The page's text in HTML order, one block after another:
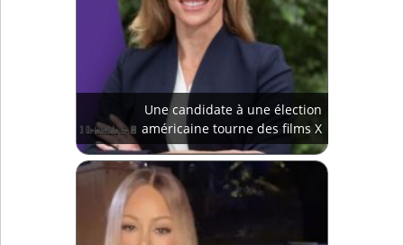
Une candidate à une élection
américaine tourne des films X